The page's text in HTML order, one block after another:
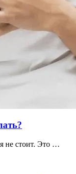
не стоит. Это …